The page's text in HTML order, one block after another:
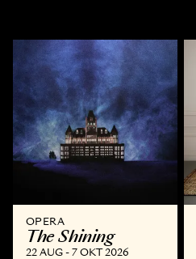
OPERA
The Shining
22 AUG - 7 OKT 2026